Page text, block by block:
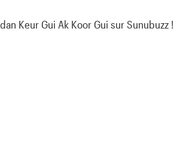
Keur Gui Ak Koor Gui sur Sunubuzz !